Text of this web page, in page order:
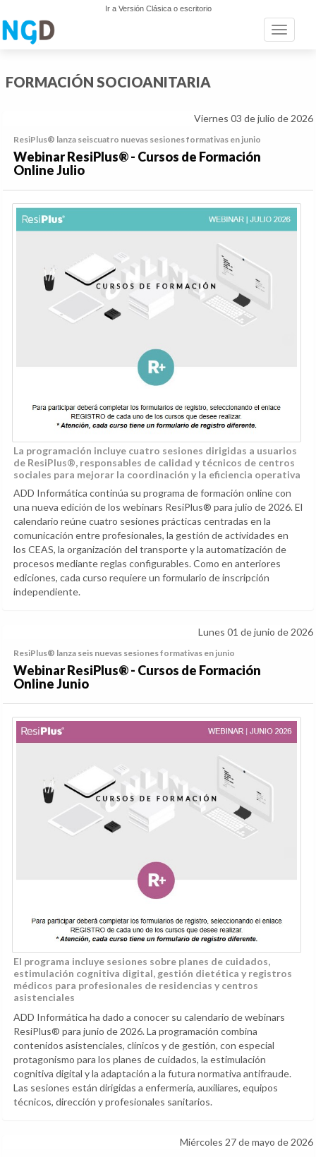
Ir a Versión Clásica o escritorio
Toggle
FORMACIÓN SOCIOANITARIA
Viernes 03 de julio de 2026
ResiPlus® lanza seiscuatro nuevas sesiones formativas en junio
Webinar ResiPlus® - Cursos de Formación
Online Julio
La programación incluye cuatro sesiones dirigidas a usuarios
de ResiPlus®, responsables de calidad y técnicos de centros
sociales para mejorar la coordinación y la eficiencia operativa
ADD Informática continúa su programa de formación online con
una nueva edición de los webinars ResiPlus® para julio de 2026. El
calendario reúne cuatro sesiones prácticas centradas en la
comunicación entre profesionales, la gestión de actividades en
los CEAS, la organización del transporte y la automatización de
procesos mediante reglas configurables. Como en anteriores
ediciones, cada curso requiere un formulario de inscripción
independiente.
Lunes 01 de junio de 2026
ResiPlus® lanza seis nuevas sesiones formativas en junio
Webinar ResiPlus® - Cursos de Formación
Online Junio
El programa incluye sesiones sobre planes de cuidados,
estimulación cognitiva digital, gestión dietética y registros
médicos para profesionales de residencias y centros
asistenciales
ADD Informática ha dado a conocer su calendario de webinars
ResiPlus® para junio de 2026. La programación combina
contenidos asistenciales, clínicos y de gestión, con especial
protagonismo para los planes de cuidados, la estimulación
cognitiva digital y la adaptación a la futura normativa antifraude.
Las sesiones están dirigidas a enfermería, auxiliares, equipos
técnicos, dirección y profesionales sanitarios.
Miércoles 27 de mayo de 2026